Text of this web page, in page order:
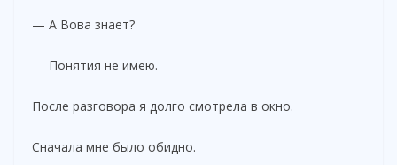
— А Вова знает?
— Понятия не имею.
После разговора я долго смотрела в окно.
Сначала мне было обидно.